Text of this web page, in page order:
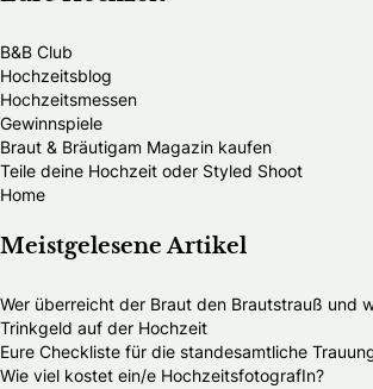
B&B Club
Hochzeitsblog
Hochzeitsmessen
Gewinnspiele
Braut & Bräutigam Magazin kaufen
Teile deine Hochzeit oder Styled Shoot
Home
Meistgelesene Artikel
Wer überreicht der Braut den Brautstrauß und
Trinkgeld auf der Hochzeit
Eure Checkliste für die standesamtliche
Wie viel kostet ein/e HochzeitsfotografIn?